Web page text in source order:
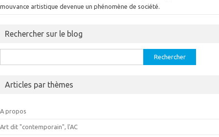
mouvance artistique devenue un phénomène de société.
Rechercher sur le blog
Articles par thèmes
A propos
Art dit "contemporain", l'AC